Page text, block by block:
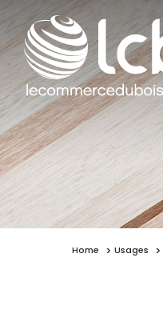
Home Usages